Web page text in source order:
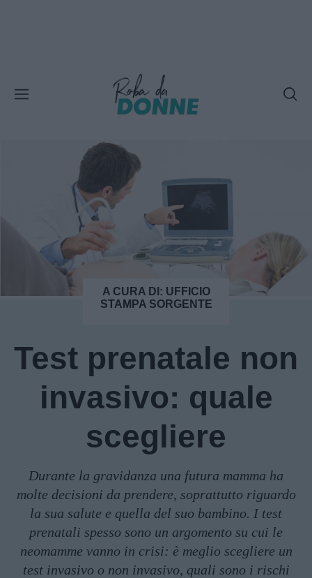
A CURA DI: UFFICIO
STAMPA SORGENTE
Test prenatale non
invasivo: quale
scegliere
Durante la gravidanza una futura mamma ha
molte decisioni da prendere, soprattutto riguardo
la sua salute e quella del suo bambino. I test
prenatali spesso sono un argomento su cui le
neomamme vanno in crisi: è meglio scegliere un
test invasivo o non invasivo, quali sono i rischi